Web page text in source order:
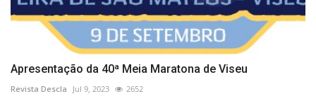
Apresentação da 40ª Meia Maratona de Viseu
Revista Descla Jul 9, 2023 2652